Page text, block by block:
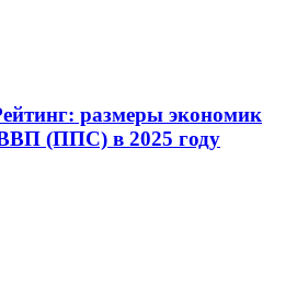
размеры экономик
(ППС) в 2025 году